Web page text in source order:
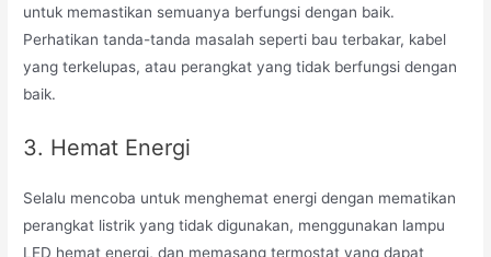
untuk memastikan semuanya berfungsi dengan baik.
Perhatikan tanda-tanda masalah seperti bau terbakar, kabel
yang terkelupas, atau perangkat yang tidak berfungsi dengan
baik.
3. Hemat Energi
Selalu mencoba untuk menghemat energi dengan mematikan
perangkat listrik yang tidak digunakan, menggunakan lampu
LED hemat energi, dan memasang termostat yang dapat